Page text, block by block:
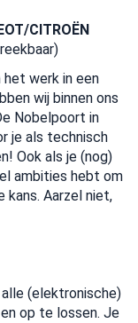
CITROËN
het werk in een
wij binnen ons
Nobelpoort in
je als technisch
Ook als je (nog)
ambities hebt om
kans. Aarzel niet,
(elektronische)
op te lossen. Je